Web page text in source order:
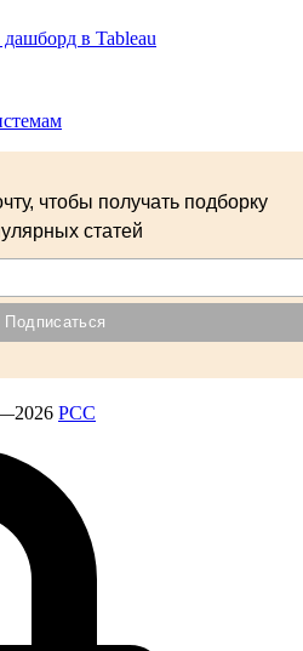
в Tableau
чтобы получать подборку
статей
РСС